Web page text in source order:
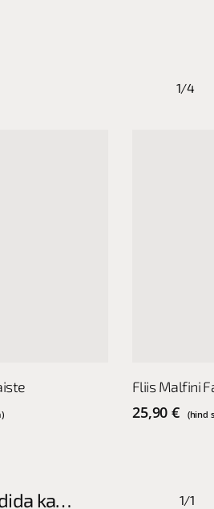
1/4
product
has
Fliis Malfini
25,90€ (hind
ka… 1/1